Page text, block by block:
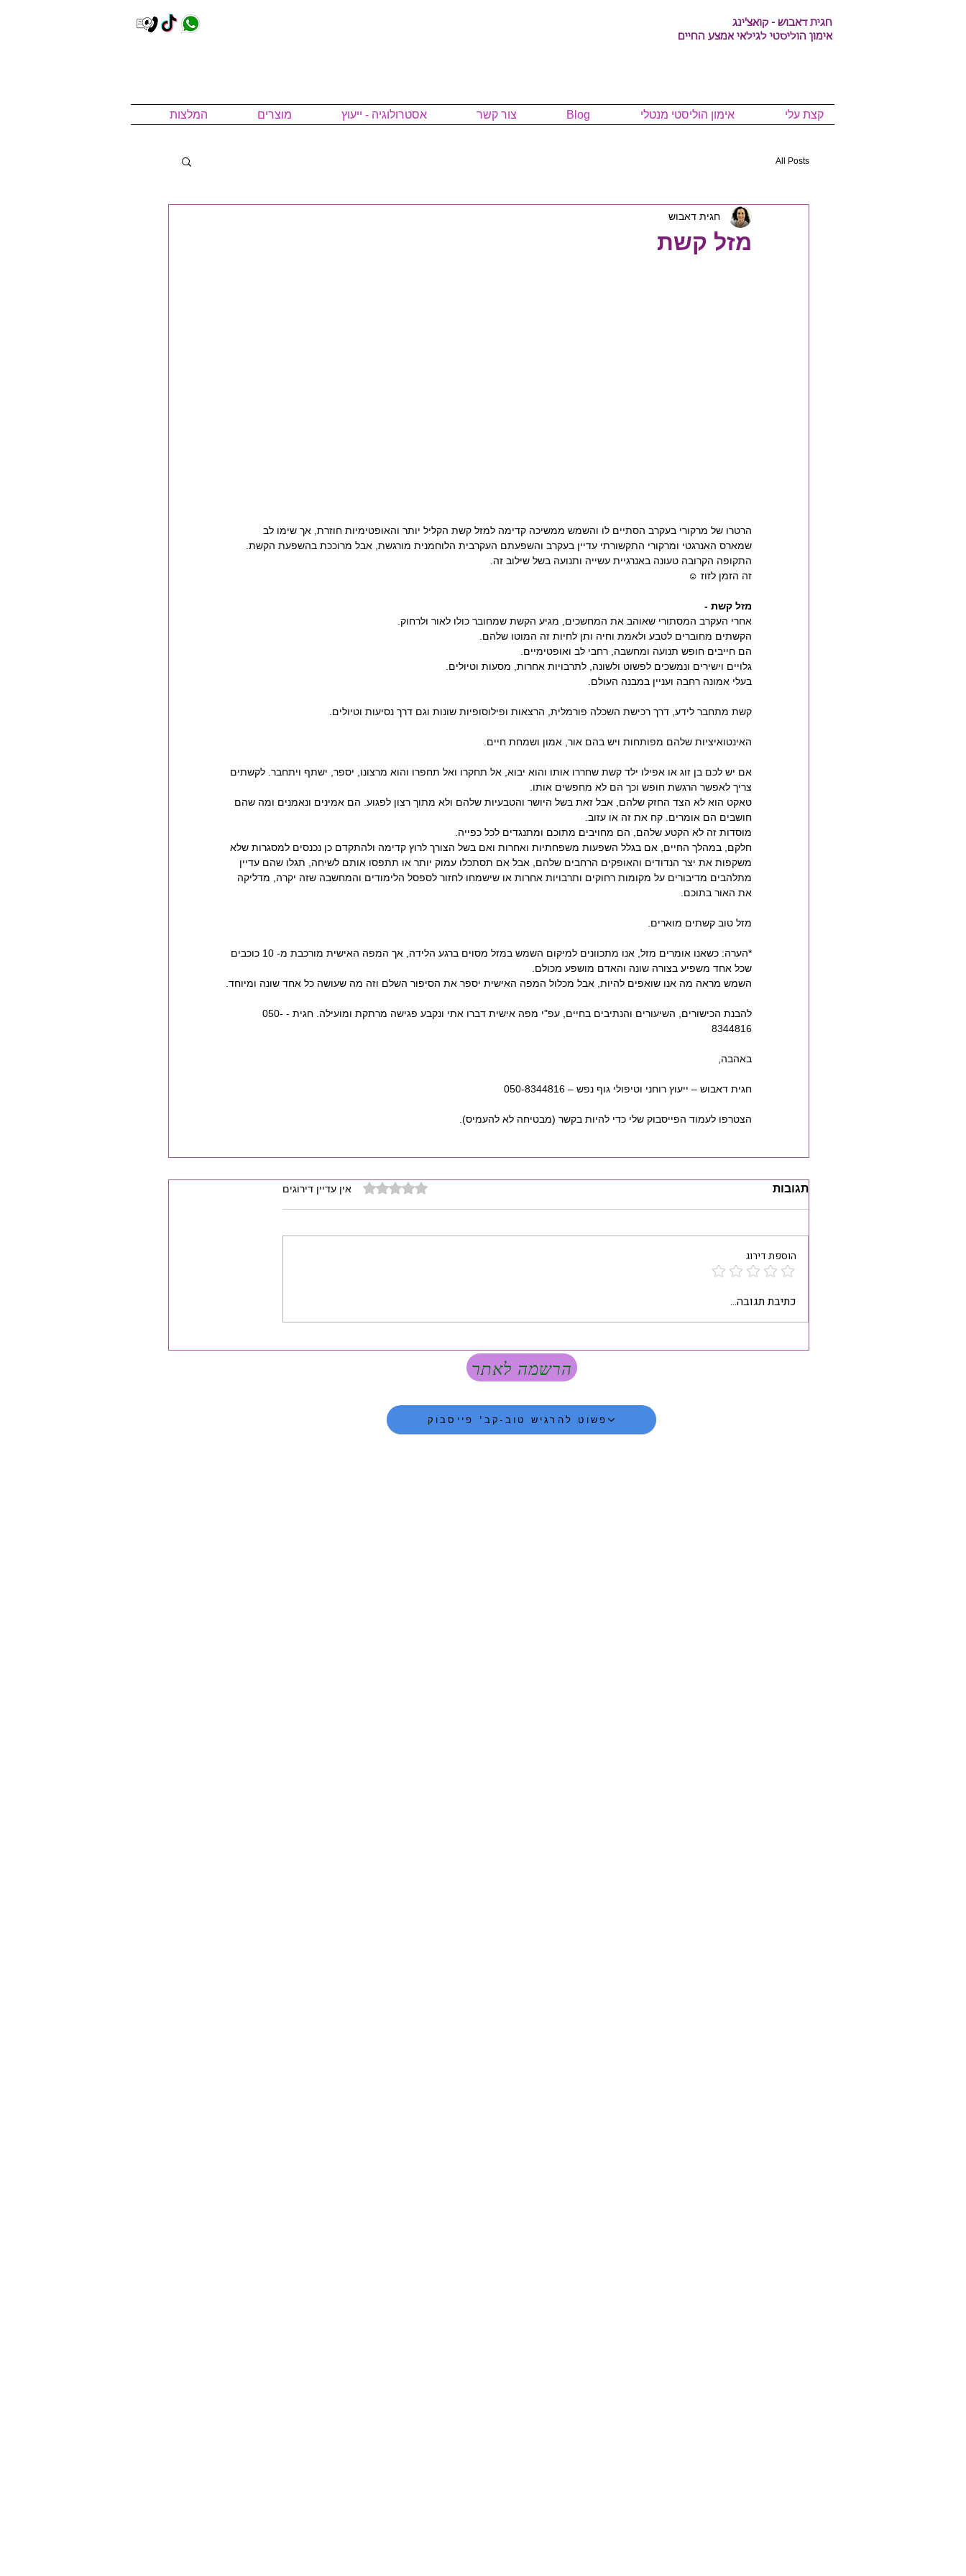
חגית דאבוש - קואצ'ינג
אימון הוליסטי לגילאי אמצע החיים
קצת עלי אימון הוליסטי מנטלי Blog צור קשר אסטרולוגיה - ייעוץ מוצרים המלצות
All Posts
מזל קשת
חגית דאבוש
הרטרו של מרקורי בעקרב הסתיים לו והשמש ממשיכה קדימה למזל קשת הקליל יותר והאופטימיות חוזרת, אך שימו לב
שמארס האנרגטי ומרקורי התקשורתי עדיין בעקרב והשפעתם העקרבית הלוחמנית מורגשת, אבל מרוככת בהשפעת הקשת.
התקופה הקרובה טעונה באנרגיית עשייה ותנועה בשל שילוב זה.
זה הזמן לזוז ☺
מזל קשת -
אחרי העקרב המסתורי שאוהב את המחשכים, מגיע הקשת שמחובר כולו לאור ולרחוק.
הקשתים מחוברים לטבע ולאמת וחיה ותן לחיות זה המוטו שלהם.
הם חייבים חופש תנועה ומחשבה, רחבי לב ואופטימיים.
גלויים וישירים ונמשכים לפשוט ולשונה, לתרבויות אחרות, מסעות וטיולים.
בעלי אמונה רחבה ועניין במבנה העולם.
קשת מתחבר לידע, דרך רכישת השכלה פורמלית, הרצאות ופילוסופיות שונות וגם דרך נסיעות וטיולים.
האינטואיציות שלהם מפותחות ויש בהם אור, אמון ושמחת חיים.
אם יש לכם בן זוג או אפילו ילד קשת שחררו אותו והוא יבוא, אל תחקרו ואל תחפרו והוא מרצונו, יספר, ישתף ויתחבר. לקשתים
צריך לאפשר הרגשת חופש וכך הם לא מחפשים אותו.
טאקט הוא לא הצד החזק שלהם, אבל זאת בשל היושר והטבעיות שלהם ולא מתוך רצון לפגוע. הם אמינים ונאמנים ומה שהם
חושבים הם אומרים. קח את זה או עזוב.
מוסדות זה לא הקטע שלהם, הם מחויבים מתוכם ומתנגדים לכל כפייה.
חלקם, במהלך החיים, אם בגלל השפעות משפחתיות ואחרות ואם בשל הצורך לרוץ קדימה ולהתקדם כן נכנסים למסגרות שלא
משקפות את יצר הנדודים והאופקים הרחבים שלהם, אבל אם תסתכלו עמוק יותר או תתפסו אותם לשיחה, תגלו שהם עדיין
מתלהבים מדיבורים על מקומות רחוקים ותרבויות אחרות או שישמחו לחזור לספסל הלימודים והמחשבה שזה יקרה, מדליקה
את האור בתוכם.
מזל טוב קשתים מוארים.
*הערה: כשאנו אומרים מזל, אנו מתכוונים למיקום השמש במזל מסוים ברגע הלידה, אך המפה האישית מורכבת מ- 10 כוכבים
שכל אחד משפיע בצורה שונה והאדם מושפע מכולם.
השמש מראה מה אנו שואפים להיות, אבל מכלול המפה האישית יספר את הסיפור השלם וזה מה שעושה כל אחד שונה ומיוחד.
להבנת הכישורים, השיעורים והנתיבים בחיים, עפ"י מפה אישית דברו אתי ונקבע פגישה מרתקת ומועילה. חגית - 050-
8344816
באהבה,
חגית דאבוש – ייעוץ רוחני וטיפולי גוף נפש – 050-8344816
הצטרפו לעמוד הפייסבוק שלי כדי להיות בקשר (מבטיחה לא להעמיס).
תגובות דירוג של 0 מתוך 5 כוכבים אין עדיין דירוגים
הוספת דירוג
כתיבת תגובה...
הרשמה לאתר
פשוט להרגיש טוב-קב' פייסבוק